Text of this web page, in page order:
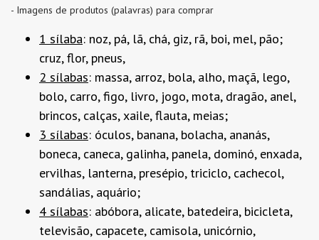
- Imagens de produtos (palavras) para comprar
1 sílaba: noz, pá, lã, chá, giz, rã, boi, mel, pão;
cruz, flor, pneus,
2 sílabas: massa, arroz, bola, alho, maçã, lego,
bolo, carro, figo, livro, jogo, mota, dragão, anel,
brincos, calças, xaile, flauta, meias;
3 sílabas: óculos, banana, bolacha, ananás,
boneca, caneca, galinha, panela, dominó, enxada,
ervilhas, lanterna, presépio, triciclo, cachecol,
sandálias, aquário;
4 sílabas: abóbora, alicate, batedeira, bicicleta,
televisão, capacete, camisola, unicórnio,